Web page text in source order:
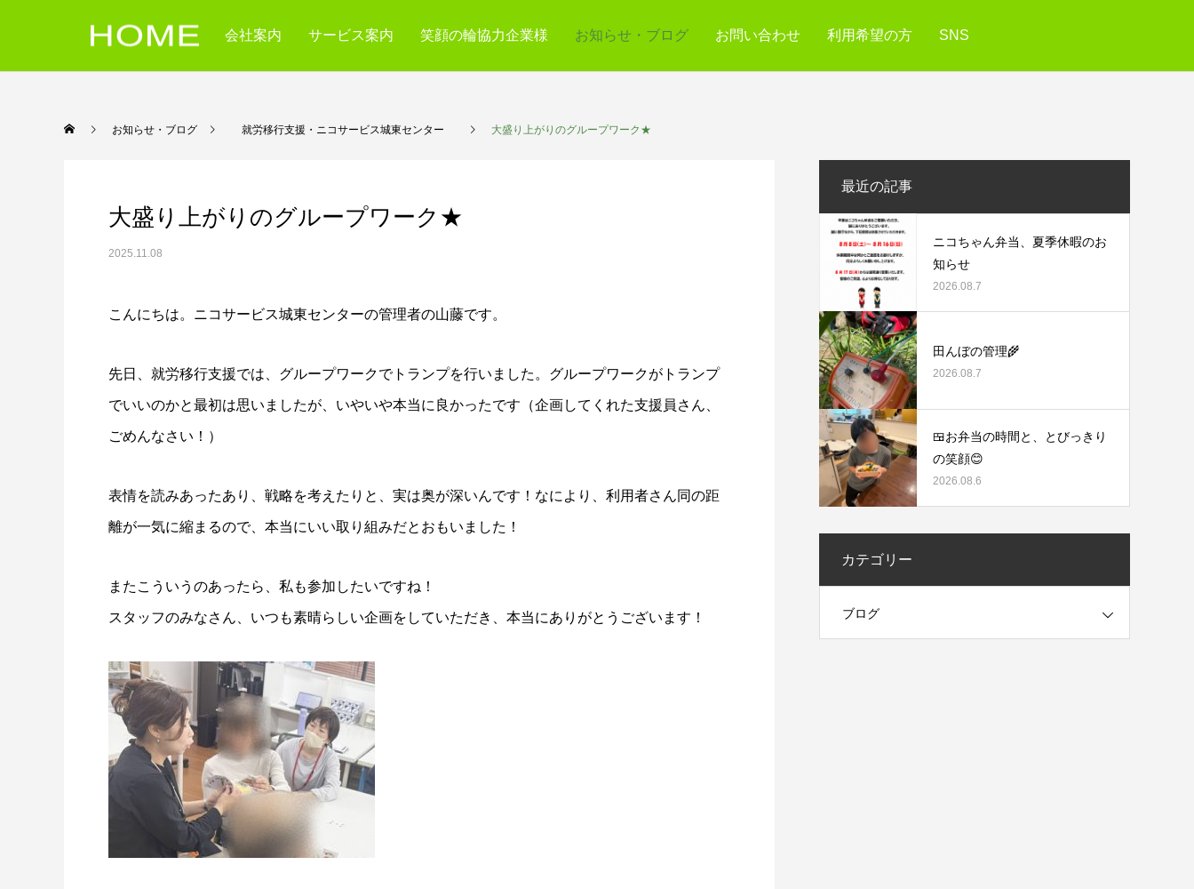
会社案内 サービス案内 笑顔の輪協力企業様 お知らせ・ブログ お問い合わせ 利用希望の方 SNS
お知らせ・ブログ 就労移行支援・ニコサービス城東センター 大盛り上がりのグループワーク★
大盛り上がりのグループワーク★
2025.11.08
こんにちは。ニコサービス城東センターの管理者の山藤です。
先日、就労移行支援では、グループワークでトランプを行いました。グループワークがトランプ
でいいのかと最初は思いましたが、いやいや本当に良かったです（企画してくれた支援員さん、
ごめんなさい！）
表情を読みあったあり、戦略を考えたりと、実は奥が深いんです！なにより、利用者さん同の距
離が一気に縮まるので、本当にいい取り組みだとおもいました！
またこういうのあったら、私も参加したいですね！
スタッフのみなさん、いつも素晴らしい企画をしていただき、本当にありがとうございます！
最近の記事
ニコちゃん弁当、夏季休暇のお
知らせ
2026.08.7
田んぼの管理🌾
2026.08.7
🍱お弁当の時間と、とびっきり
の笑顔😊
2026.08.6
カテゴリー
ブログ